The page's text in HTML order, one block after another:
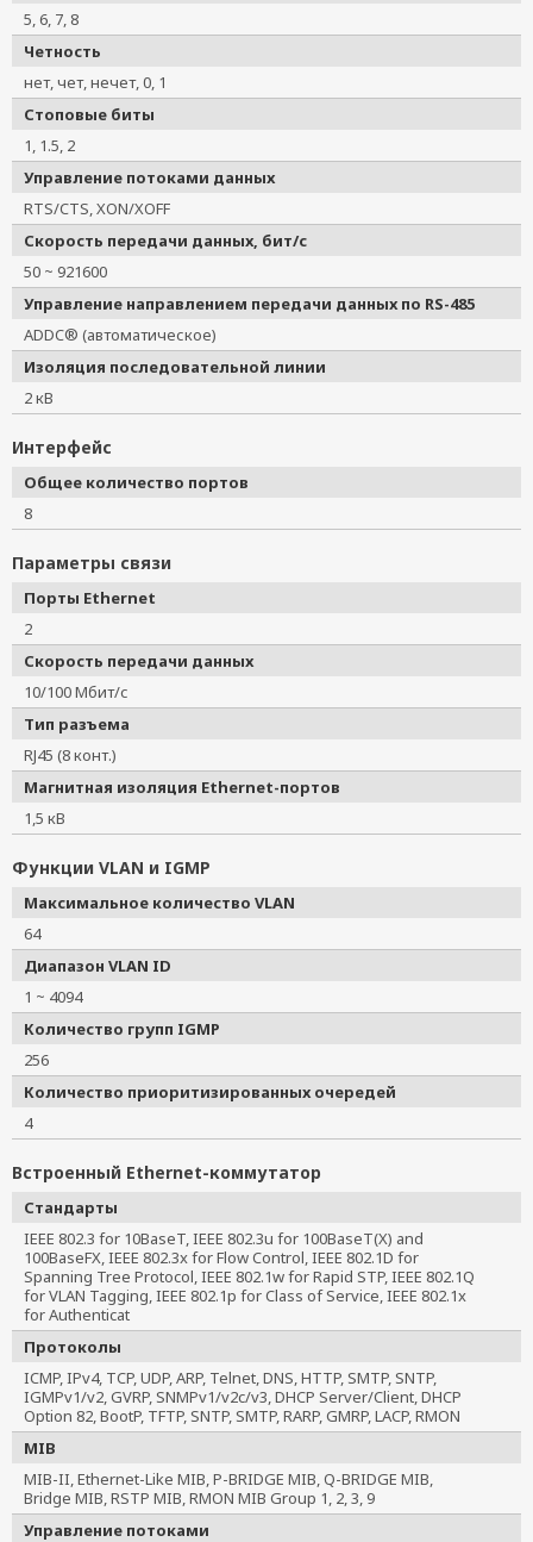
5, 6, 7, 8
Четность
нет, чет, нечет, 0, 1
Стоповые биты
1, 1.5, 2
Управление потоками данных
RTS/CTS, XON/XOFF
Скорость передачи данных, бит/с
50 ~ 921600
Управление направлением передачи данных по RS-485
ADDC® (автоматическое)
Изоляция последовательной линии
2 кВ
Интерфейс
Общее количество портов
8
Параметры связи
Порты Ethernet
2
Скорость передачи данных
10/100 Мбит/с
Тип разъема
RJ45 (8 конт.)
Магнитная изоляция Ethernet-портов
1,5 кВ
Функции VLAN и IGMP
Максимальное количество VLAN
64
Диапазон VLAN ID
1 ~ 4094
Количество групп IGMP
256
Количество приоритизированных очередей
4
Встроенный Ethernet-коммутатор
Стандарты
IEEE 802.3 for 10BaseT, IEEE 802.3u for 100BaseT(X) and
100BaseFX, IEEE 802.3x for Flow Control, IEEE 802.1D for
Spanning Tree Protocol, IEEE 802.1w for Rapid STP, IEEE 802.1Q
for VLAN Tagging, IEEE 802.1p for Class of Service, IEEE 802.1x
for Authenticat
Протоколы
ICMP, IPv4, TCP, UDP, ARP, Telnet, DNS, HTTP, SMTP, SNTP,
IGMPv1/v2, GVRP, SNMPv1/v2c/v3, DHCP Server/Client, DHCP
Option 82, BootP, TFTP, SNTP, SMTP, RARP, GMRP, LACP, RMON
MIB
MIB-II, Ethernet-Like MIB, P-BRIDGE MIB, Q-BRIDGE MIB,
Bridge MIB, RSTP MIB, RMON MIB Group 1, 2, 3, 9
Управление потоками